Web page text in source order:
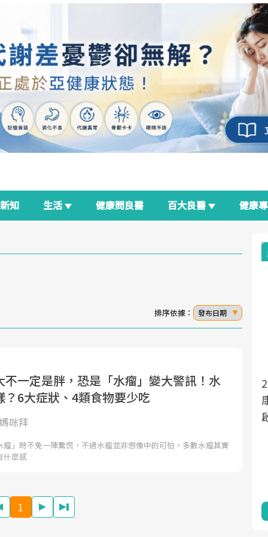
新知 生活 健康問良醫 百大良醫 健康
排序依據： 發布日期
不一定是胖，恐是「水瘤」變大警訊！水
？6大症狀、4類食物要少吃
咪拜
瘤」時不免一陣驚慌，不過水瘤並非想像中的可怕，多數水瘤其實
什麼感
1
面對超高齡社會的浪潮，台灣正在快速邁
向「健康照護」的新時代。隨著國家政策
心議題。然而，健檢不只是醫療院所的服
良醫生活祭
2025年，就到良醫生活祭體驗「一站
康新生活」，從講座、體驗到運動，